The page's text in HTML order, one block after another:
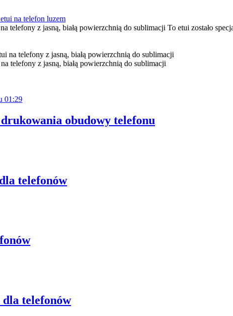
na telefon luzem
z jasną, białą powierzchnią do sublimacji To etui zostało
telefony z jasną, białą powierzchnią do sublimacji
01:29
obudowy telefonu
telefonów
telefonów